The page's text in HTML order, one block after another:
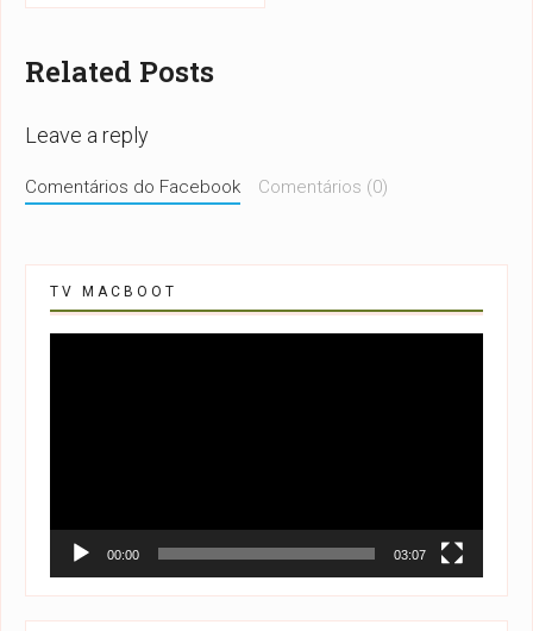
Related Posts
Leave a reply
Comentários do Facebook Comentários (0)
TV MACBOOT
00:00 03:07